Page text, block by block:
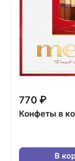
770 ₽
Конфеты в
В